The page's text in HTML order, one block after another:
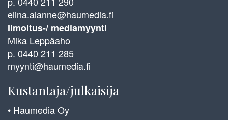
elina.alanne@haumedia.fi
Ilmoitus-/ mediamyynti
Mika Leppäaho
p. 0440 211 285
myynti@haumedia.fi
Kustantaja/julkaisija
• Haumedia Oy